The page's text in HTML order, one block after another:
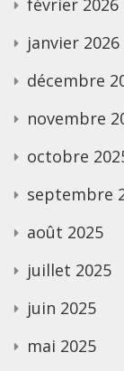
janvier 2026
décembre
novembre
octobre
septembre
août 2025
juillet 2025
juin 2025
mai 2025